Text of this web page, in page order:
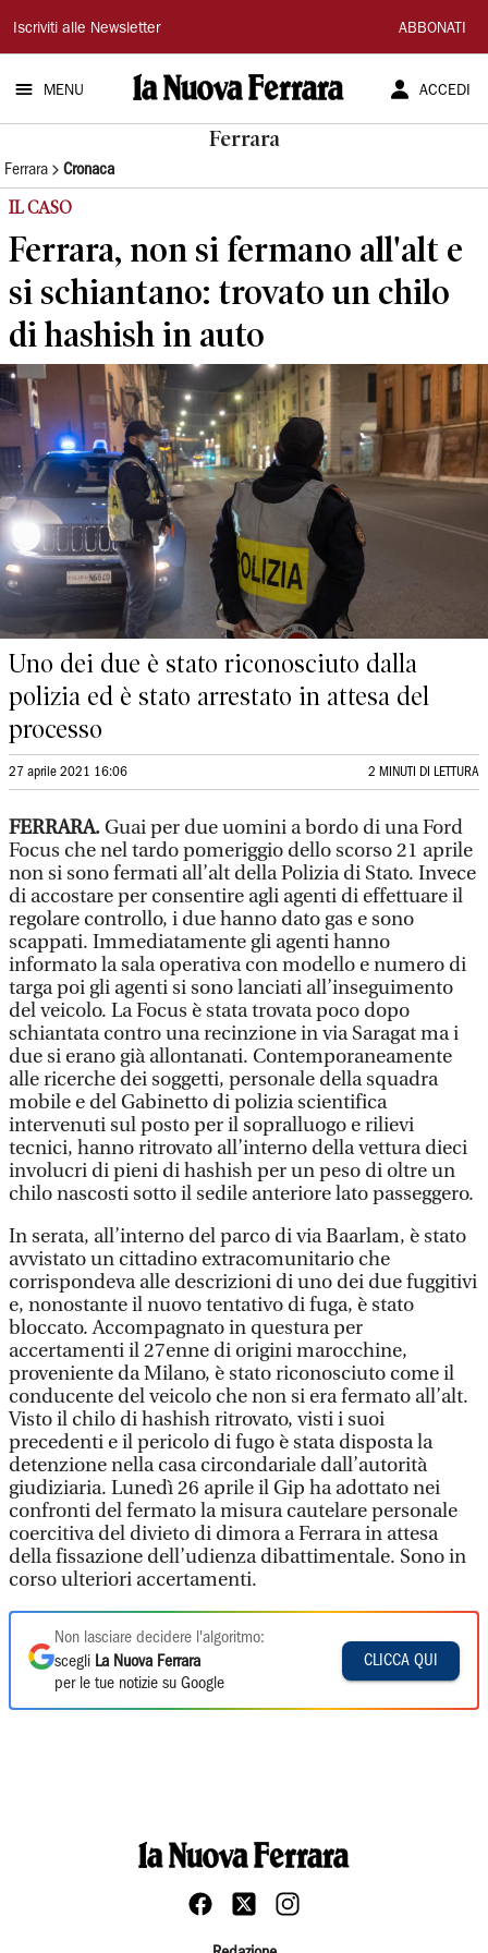
La
Nuova
Ferrara
Iscriviti alle Newsletter ABBONATI
MENU ACCEDI
Ferrara
Ferrara Cronaca
IL CASO
Ferrara, non si fermano all'alt e
si schiantano: trovato un chilo
di hashish in auto
Uno dei due è stato riconosciuto dalla
polizia ed è stato arrestato in attesa del
processo
27 aprile 2021 16:06 2 MINUTI DI LETTURA
FERRARA.Guai per due uomini a bordo di una Ford
Focus che nel tardo pomeriggio dello scorso 21 aprile
non si sono fermati all’alt della Polizia di Stato. Invece
di accostare per consentire agli agenti di effettuare il
regolare controllo, i due hanno dato gas e sono
scappati. Immediatamente gli agenti hanno
informato la sala operativa con modello e numero di
targa poi gli agenti si sono lanciati all’inseguimento
del veicolo. La Focus è stata trovata poco dopo
schiantata contro una recinzione in via Saragat ma i
due si erano già allontanati. Contemporaneamente
alle ricerche dei soggetti, personale della squadra
mobile e del Gabinetto di polizia scientifica
intervenuti sul posto per il sopralluogo e rilievi
tecnici, hanno ritrovato all’interno della vettura dieci
involucri di pieni di hashish per un peso di oltre un
chilo nascosti sotto il sedile anteriore lato passeggero.
In serata, all’interno del parco di via Baarlam, è stato
avvistato un cittadino extracomunitario che
corrispondeva alle descrizioni di uno dei due fuggitivi
e, nonostante il nuovo tentativo di fuga, è stato
bloccato. Accompagnato in questura per
accertamenti il 27enne di origini marocchine,
proveniente da Milano, è stato riconosciuto come il
conducente del veicolo che non si era fermato all’alt.
Visto il chilo di hashish ritrovato, visti i suoi
precedenti e il pericolo di fugo è stata disposta la
detenzione nella casa circondariale dall’autorità
giudiziaria. Lunedì 26 aprile il Gip ha adottato nei
confronti del fermato la misura cautelare personale
coercitiva del divieto di dimora a Ferrara in attesa
della fissazione dell’udienza dibattimentale. Sono in
corso ulteriori accertamenti.
Non lasciare decidere l'algoritmo:
scegli La Nuova Ferrara
per le tue notizie su Google
CLICCA QUI